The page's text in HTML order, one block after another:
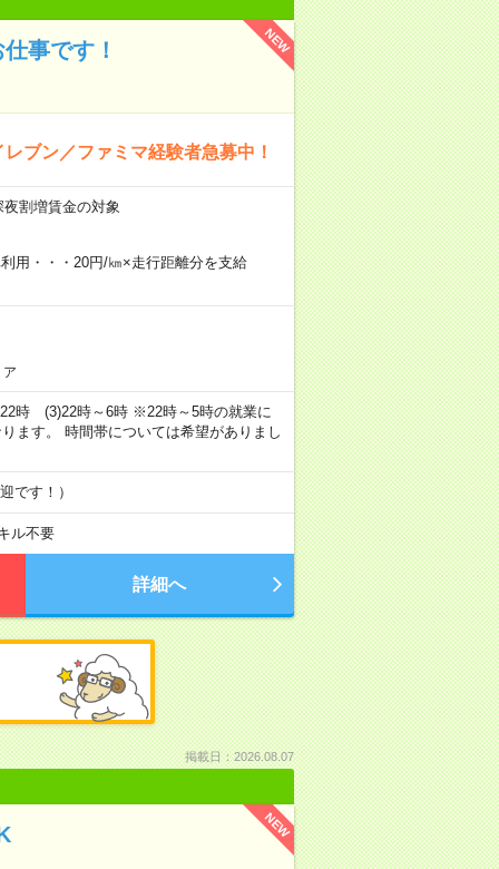
NEW
事です！
ブン／ファミマ経験者急募中！
割増賃金の対象
用・・・20円/㎞×走行距離分を支給
時 (3)22時～6時 ※22時～5時の就業に
ます。 時間帯については希望がありまし
です！）
ル不要
詳細へ
掲載日：2026.08.07
NEW